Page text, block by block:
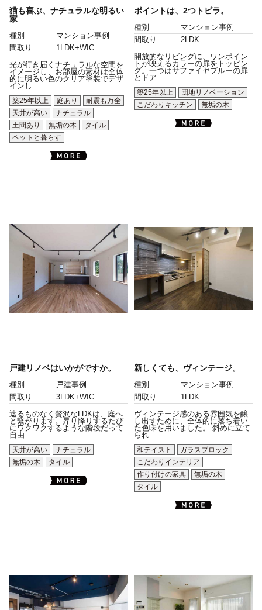
猫も喜ぶ、ナチュラルな明るい
家
種別
マンション事例
間取り
1LDK+WIC
光が行き届くナチュラルな空間を
イメージし、お部屋の素材は全体
的に明るい色のクリア塗装でデザ
インし...
築25年以上
庭あり
耐震も万全
天井が高い
ナチュラル
土間あり
無垢の木
タイル
ペットと暮らす
ポイントは、2つトビラ。
種別
マンション事例
間取り
2LDK
開放的なリビングに、ワンポイン
トが映えるカラーの扉をトッピン
グ。一つはサファイヤブルーの扉
とドア...
築25年以上
団地リノベーション
こだわりキッチン
無垢の木
戸建リノベはいかがですか。
種別
戸建事例
間取り
3LDK+WIC
遮るものなく贅沢なLDKは、庭へ
と繋がります。昇り降りするたび
にワクワクするような階段だって
自由...
天井が高い
ナチュラル
無垢の木
タイル
新しくても、ヴィンテージ。
種別
マンション事例
間取り
1LDK
ヴィンテージ感のある雰囲気を醸
し出すために、全体的に落ち着い
た色味を用いました。 斜めに立て
られ...
和テイスト
ガラスブロック
こだわりインテリア
作り付けの家具
無垢の木
タイル